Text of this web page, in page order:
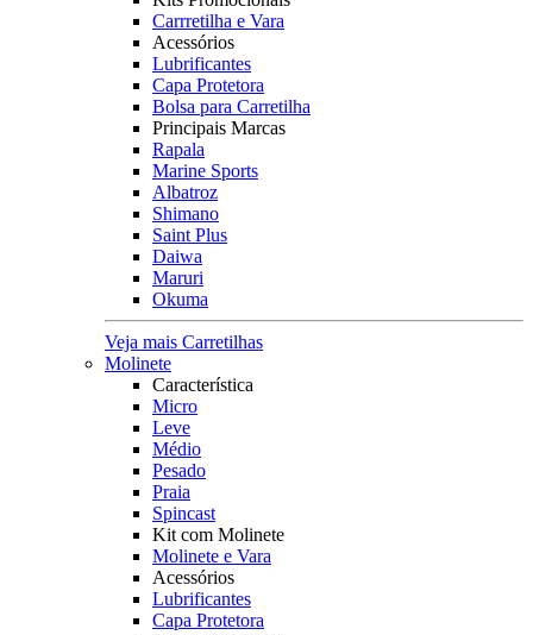
Carrretilha e Vara
Acessórios
Lubrificantes
Capa Protetora
Bolsa para Carretilha
Principais Marcas
Rapala
Marine Sports
Albatroz
Shimano
Saint Plus
Daiwa
Maruri
Okuma
Veja mais Carretilhas
Molinete
Característica
Micro
Leve
Médio
Pesado
Praia
Spincast
Kit com Molinete
Molinete e Vara
Acessórios
Lubrificantes
Capa Protetora